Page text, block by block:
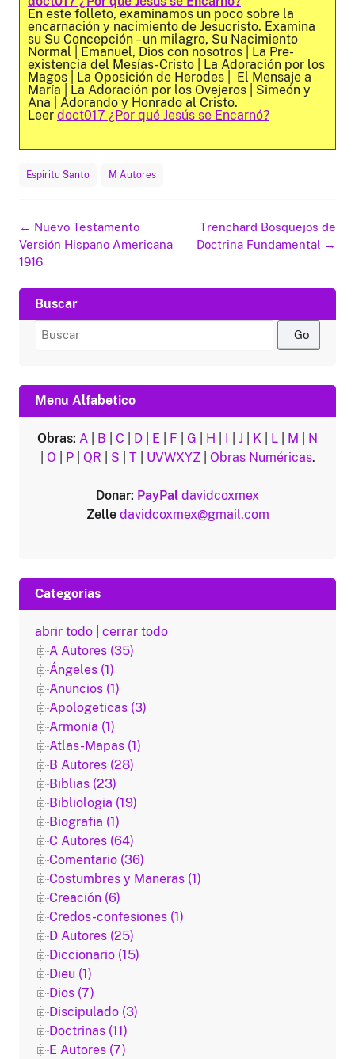
En este folleto, examinamos un poco sobre la
encarnación y nacimiento de Jesucristo. Examina
su Su Concepción – un milagro, Su Nacimiento
Normal | Emanuel, Dios con nosotros | La Pre-
existencia del Mesías-Cristo | La Adoración por los
Magos | La Oposición de Herodes | El Mensaje a
María | La Adoración por los Ovejeros | Simeón y
Ana | Adorando y Honrado al Cristo.
Leer doct017 ¿Por qué Jesús se Encarnó?
Espiritu Santo M Autores
Navegación
de
entradas
← Nuevo Testamento
Versión Hispano Americana
1916
Trenchard Bosquejos de
Doctrina Fundamental →
Buscar
Buscar
Menu Alfabetico
Obras: A B C D E F G H I J K L M
N
O P| QR S T| UVWXYZ| Obras Numéricas.
Donar: PayPal davidcoxmex
Zelle davidcoxmex@gmail.com
Categorias
abrir todo
cerrar todo
A Autores (35)
Ángeles (1)
Anuncios (1)
Apologeticas (3)
Armonía (1)
Atlas-Mapas (1)
B Autores (28)
Biblias (23)
Bibliologia (19)
Biografia (1)
C Autores (64)
Comentario (36)
Costumbres y Maneras (1)
Creación (6)
Credos-confesiones (1)
D Autores (25)
Diccionario (15)
Dieu (1)
Dios (7)
Discipulado (3)
Doctrinas (11)
E Autores (7)